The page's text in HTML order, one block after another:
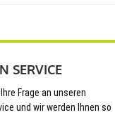
SERVICE
Frage an unseren
und wir werden Ihnen so